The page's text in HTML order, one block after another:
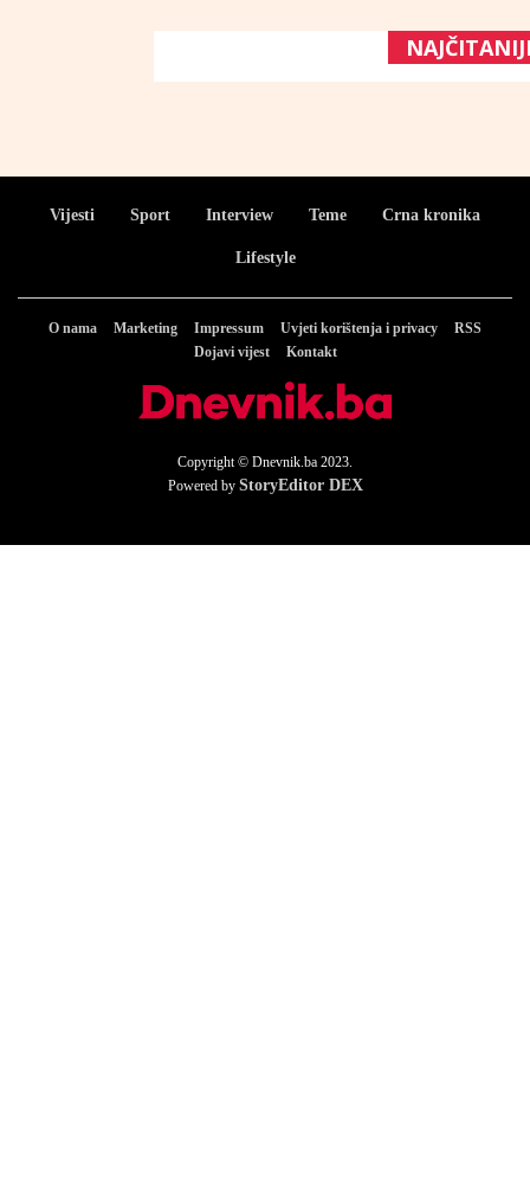
Vijesti Sport Interview Teme Crna kronika
Lifestyle
O nama Marketing Impressum Uvjeti korištenja i privacy
RSS
Dojavi vijest
Kontakt
Copyright © Dnevnik.ba 2023.
Powered by StoryEditor DEX